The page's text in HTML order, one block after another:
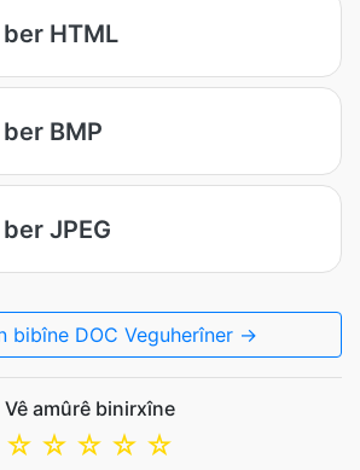
ber HTML
BMP
JPEG
bibîne DOC Veguherîner →
Vê amûrê binirxîne
☆
☆
☆
☆
☆